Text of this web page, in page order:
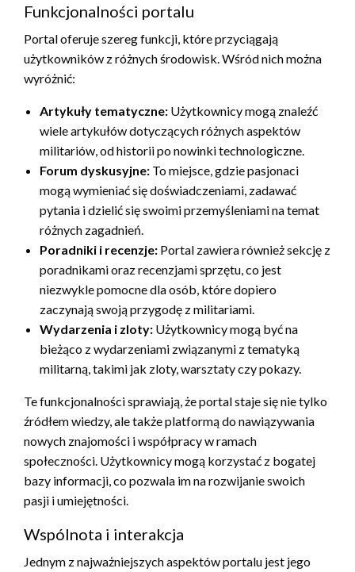
Funkcjonalności portalu
Portal oferuje szereg funkcji, które przyciągają
użytkowników z różnych środowisk. Wśród nich można
wyróżnić:
Artykuły tematyczne: Użytkownicy mogą znaleźć
wiele artykułów dotyczących różnych aspektów
militariów, od historii po nowinki technologiczne.
Forum dyskusyjne: To miejsce, gdzie pasjonaci
mogą wymieniać się doświadczeniami, zadawać
pytania i dzielić się swoimi przemyśleniami na temat
różnych zagadnień.
Poradniki i recenzje: Portal zawiera również sekcję z
poradnikami oraz recenzjami sprzętu, co jest
niezwykle pomocne dla osób, które dopiero
zaczynają swoją przygodę z militariami.
Wydarzenia i zloty: Użytkownicy mogą być na
bieżąco z wydarzeniami związanymi z tematyką
militarną, takimi jak zloty, warsztaty czy pokazy.
Te funkcjonalności sprawiają, że portal staje się nie tylko
źródłem wiedzy, ale także platformą do nawiązywania
nowych znajomości i współpracy w ramach
społeczności. Użytkownicy mogą korzystać z bogatej
bazy informacji, co pozwala im na rozwijanie swoich
pasji i umiejętności.
Wspólnota i interakcja
Jednym z najważniejszych aspektów portalu jest jego